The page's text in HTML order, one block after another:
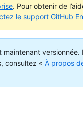
. Pour obtenir de
le support GitHub
maintenant versionnée.
consultez « À propos